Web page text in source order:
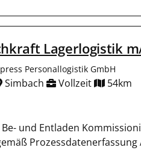
Lagerlogistik
Personallogistik GmbH
Simbach Vollzeit 54km
und Entladen